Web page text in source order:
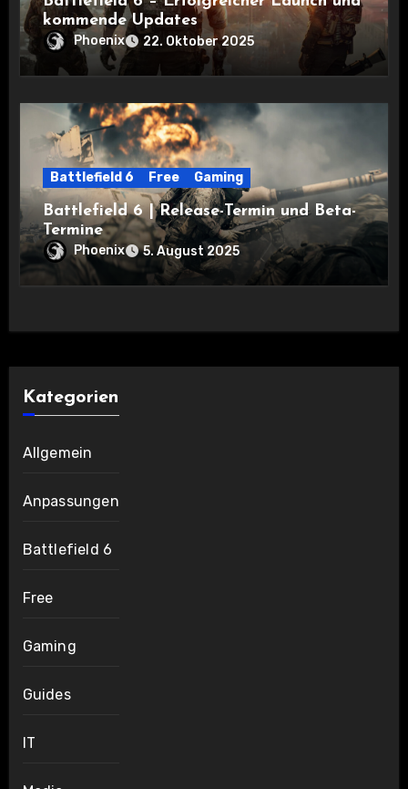
kommende Updates
Phoenix 22. Oktober 2025
Battlefield 6 Free Gaming
Battlefield 6 | Release-Termin und Beta-
Termine
Phoenix 5. August 2025
Kategorien
Allgemein
Anpassungen
Battlefield 6
Free
Gaming
Guides
IT